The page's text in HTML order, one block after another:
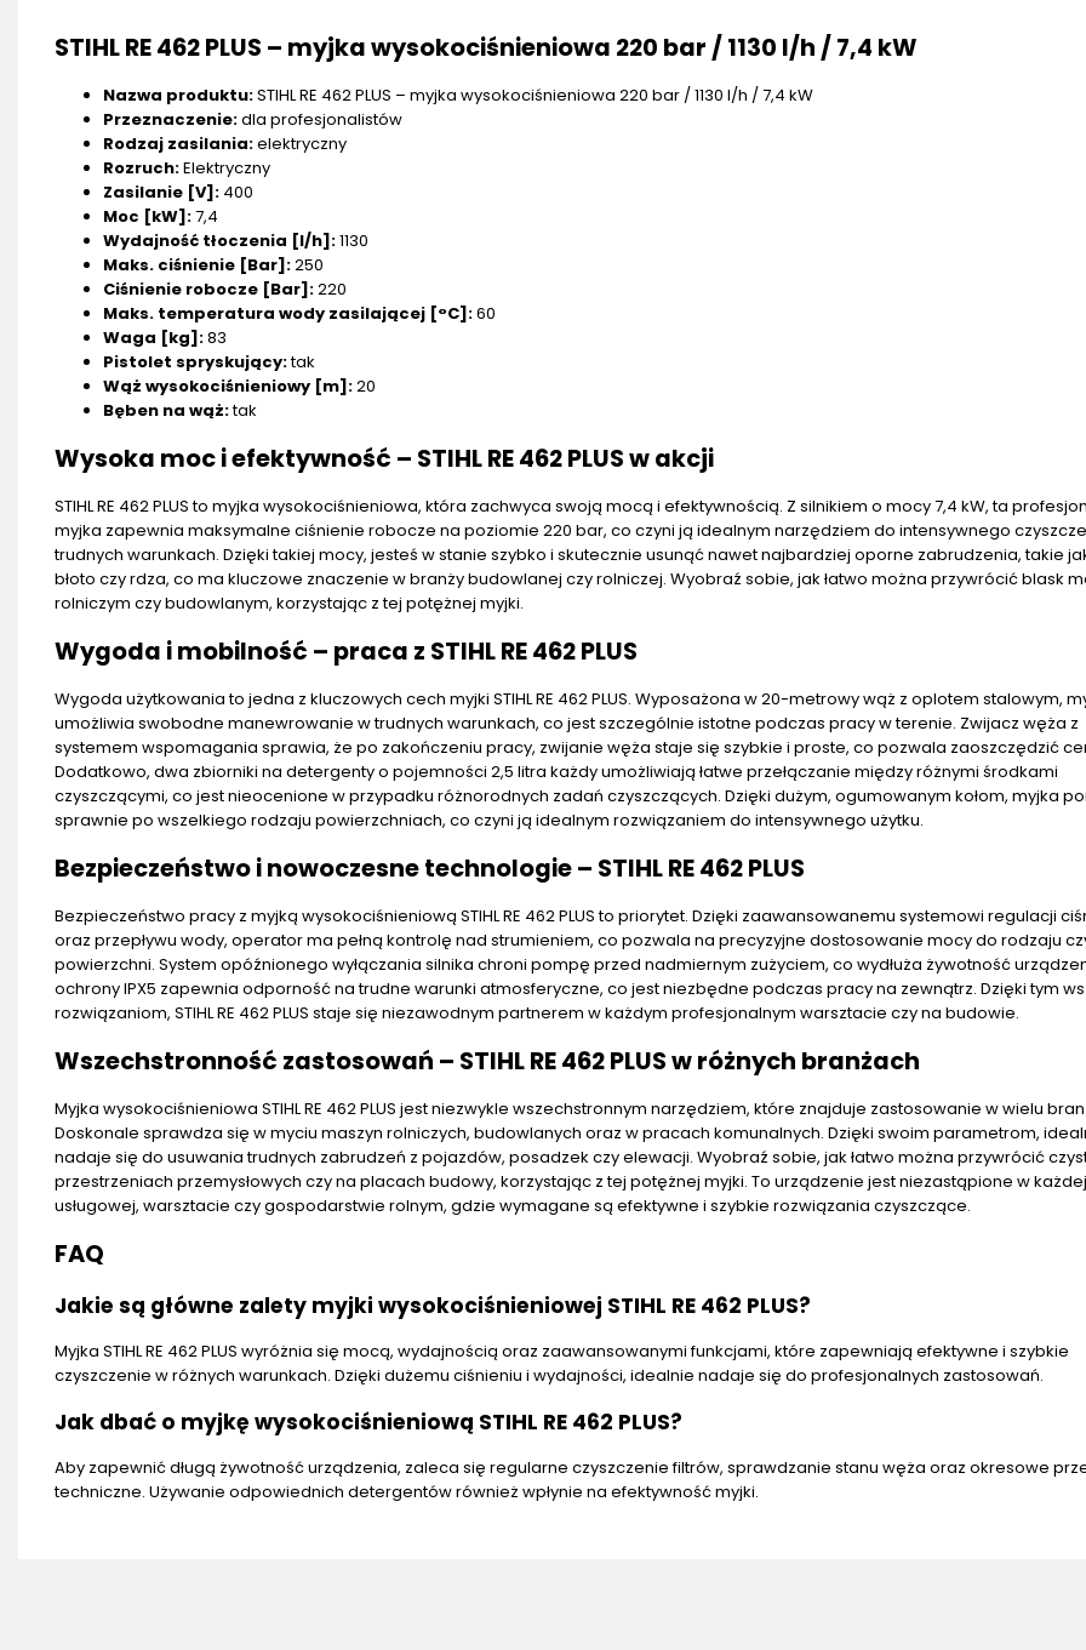
STIHL RE 462 PLUS – myjka wysokociśnieniowa 220 bar / 1130 l/h / 7,4 kW
Nazwa produktu:STIHL RE 462 PLUS – myjka wysokociśnieniowa 220 bar / 1130 l/h / 7,4 kW
Przeznaczenie:dla profesjonalistów
Rodzaj zasilania:elektryczny
Rozruch:Elektryczny
Zasilanie [V]: 400
Moc [kW]:7,4
Wydajność tłoczenia [l/h]:1130
Maks. ciśnienie [Bar]:250
Ciśnienie robocze [Bar]:220
Maks. temperatura wody zasilającej [°C]:60
Waga [kg]:83
Pistolet spryskujący:tak
Wąż wysokociśnieniowy [m]:20
Bęben na wąż:tak
Wysoka moc i efektywność – STIHL RE 462 PLUS w akcji
STIHL RE 462 PLUS to myjka wysokociśnieniowa, która zachwyca swoją mocą i efektywnością. Z silnikiem o mocy 7,4 kW, ta
myjka zapewnia maksymalne ciśnienie robocze na poziomie 220 bar, co czyni ją idealnym narzędziem do intensywnego
trudnych warunkach. Dzięki takiej mocy, jesteś w stanie szybko i skutecznie usunąć nawet najbardziej oporne zabrudzenia, takie
błoto czy rdza, co ma kluczowe znaczenie w branży budowlanej czy rolniczej. Wyobraź sobie, jak łatwo można przywrócić blask
rolniczym czy budowlanym, korzystając z tej potężnej myjki.
Wygoda i mobilność – praca z STIHL RE 462 PLUS
Wygoda użytkowania to jedna z kluczowych cech myjki STIHL RE 462 PLUS. Wyposażona w 20-metrowy wąż z oplotem stalowym,
umożliwia swobodne manewrowanie w trudnych warunkach, co jest szczególnie istotne podczas pracy w terenie. Zwijacz węża z
systemem wspomagania sprawia, że po zakończeniu pracy, zwijanie węża staje się szybkie i proste, co pozwala zaoszczędzić
Dodatkowo, dwa zbiorniki na detergenty o pojemności 2,5 litra każdy umożliwiają łatwe przełączanie między różnymi środkami
czyszczącymi, co jest nieocenione w przypadku różnorodnych zadań czyszczących. Dzięki dużym, ogumowanym kołom, myjka
sprawnie po wszelkiego rodzaju powierzchniach, co czyni ją idealnym rozwiązaniem do intensywnego użytku.
Bezpieczeństwo i nowoczesne technologie – STIHL RE 462 PLUS
Bezpieczeństwo pracy z myjką wysokociśnieniową STIHL RE 462 PLUS to priorytet. Dzięki zaawansowanemu systemowi regulacji
oraz przepływu wody, operator ma pełną kontrolę nad strumieniem, co pozwala na precyzyjne dostosowanie mocy do rodzaju
powierzchni. System opóźnionego wyłączania silnika chroni pompę przed nadmiernym zużyciem, co wydłuża żywotność
ochrony IPX5 zapewnia odporność na trudne warunki atmosferyczne, co jest niezbędne podczas pracy na zewnątrz. Dzięki tym
rozwiązaniom, STIHL RE 462 PLUS staje się niezawodnym partnerem w każdym profesjonalnym warsztacie czy na budowie.
Wszechstronność zastosowań – STIHL RE 462 PLUS w różnych branżach
Myjka wysokociśnieniowa STIHL RE 462 PLUS jest niezwykle wszechstronnym narzędziem, które znajduje zastosowanie w wielu
Doskonale sprawdza się w myciu maszyn rolniczych, budowlanych oraz w pracach komunalnych. Dzięki swoim parametrom,
nadaje się do usuwania trudnych zabrudzeń z pojazdów, posadzek czy elewacji. Wyobraź sobie, jak łatwo można przywrócić
przestrzeniach przemysłowych czy na placach budowy, korzystając z tej potężnej myjki. To urządzenie jest niezastąpione w
usługowej, warsztacie czy gospodarstwie rolnym, gdzie wymagane są efektywne i szybkie rozwiązania czyszczące.
FAQ
Jakie są główne zalety myjki wysokociśnieniowej STIHL RE 462 PLUS?
Myjka STIHL RE 462 PLUS wyróżnia się mocą, wydajnością oraz zaawansowanymi funkcjami, które zapewniają efektywne i szybkie
czyszczenie w różnych warunkach. Dzięki dużemu ciśnieniu i wydajności, idealnie nadaje się do profesjonalnych zastosowań.
Jak dbać o myjkę wysokociśnieniową STIHL RE 462 PLUS?
Aby zapewnić długą żywotność urządzenia, zaleca się regularne czyszczenie filtrów, sprawdzanie stanu węża oraz okresowe
techniczne. Używanie odpowiednich detergentów również wpłynie na efektywność myjki.